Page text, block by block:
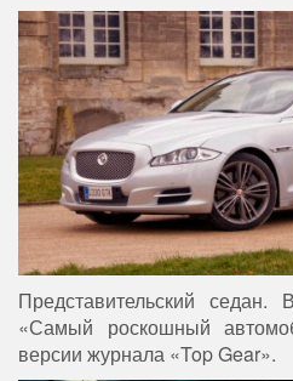
Представительский
«Самый роскошный
версии журнала «Top Gear».